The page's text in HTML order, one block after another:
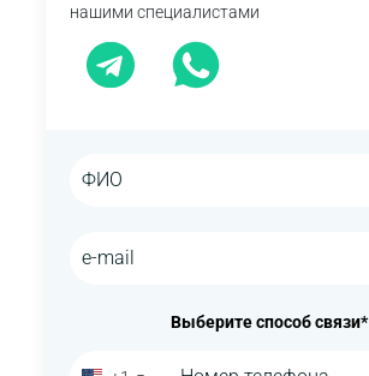
нашими специалистами
Выберите способ связи*